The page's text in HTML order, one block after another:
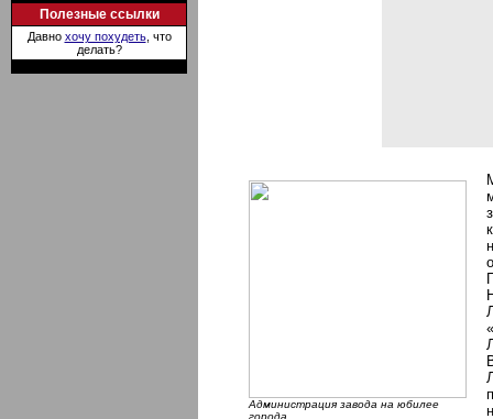
Полезные ссылки
Давно хочу похудеть, что
делать?
Администрация завода на юбилее
города